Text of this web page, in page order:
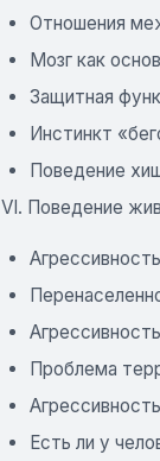
Отношения
Мозг как
Защитная
Инстинкт
Поведение
VI. Поведение
Проблема
Есть ли у